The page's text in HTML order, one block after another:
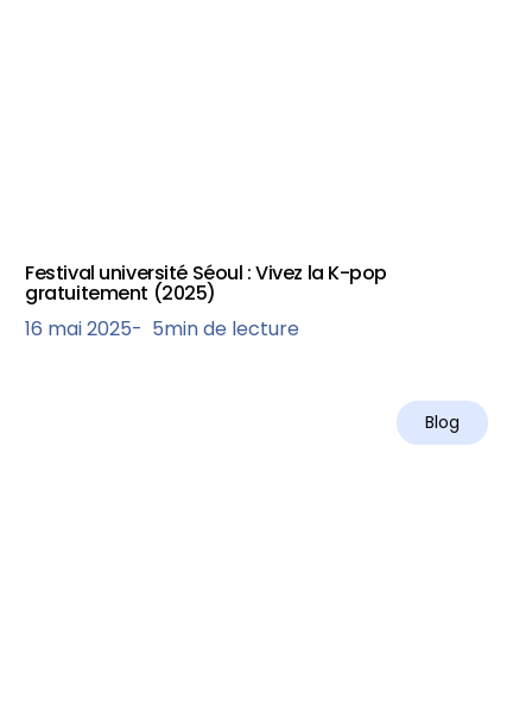
Festival université Séoul : Vivez la K-pop
gratuitement (2025)
16 mai 2025- 5min de lecture
Blog